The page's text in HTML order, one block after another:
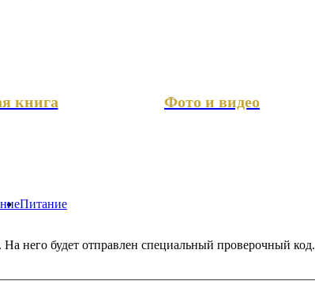
книга Фото и видео
Питание
него будет отправлен специальный проверочный